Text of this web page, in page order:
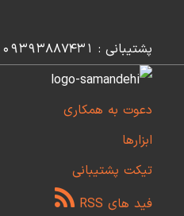
پشتیبانی : 09393887431
دعوت به همکاری
ابزارها
تیکت پشتیبانی
فید های RSS